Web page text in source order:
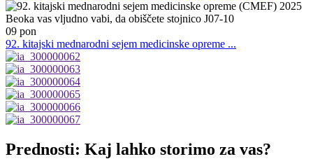
09 pon
92. kitajski mednarodni sejem medicinske opreme ...
Prednosti: Kaj lahko storimo za vas?